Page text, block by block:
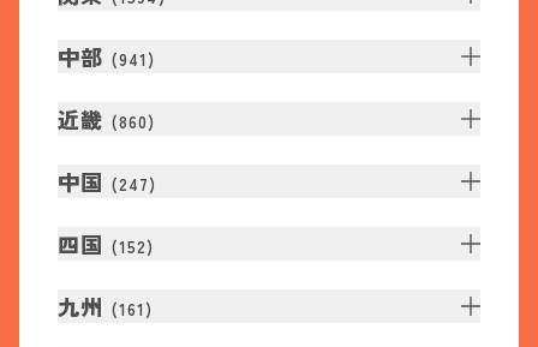
中部 (941 )
近畿 (860)
中国 (247)
四国 (152)
九州 (161 )